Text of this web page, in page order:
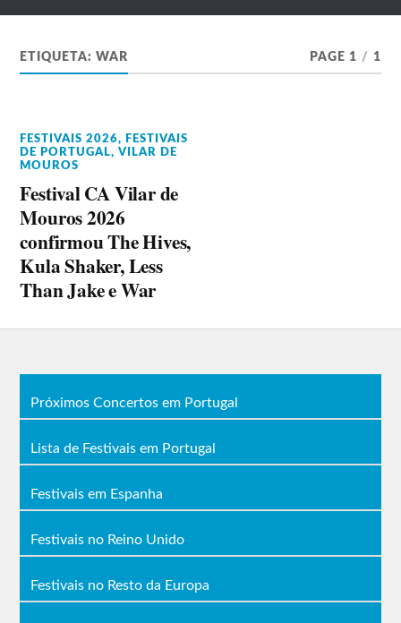
ETIQUETA:WAR PAGE 1 / 1
FESTIVAIS 2026,
FESTIVAIS
DE PORTUGAL,VILAR DE
MOUROS
Festival CA Vilar de
Mouros 2026
confirmou The Hives,
Kula Shaker, Less
Than Jake e War
Próximos Concertos em Portugal
Lista de Festivais em Portugal
Festivais em Espanha
Festivais no Reino Unido
Festivais no Resto da Europa